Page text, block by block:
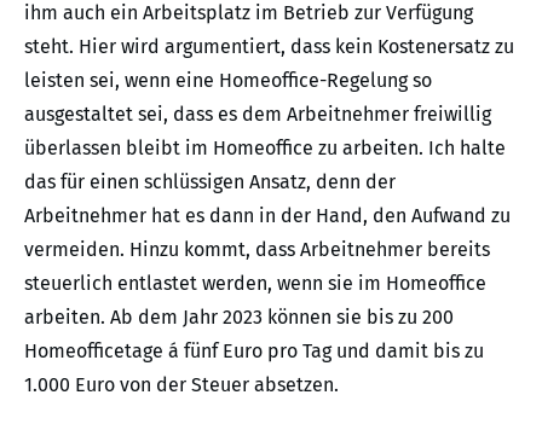
ihm auch ein Arbeitsplatz im Betrieb zur Verfügung
steht. Hier wird argumentiert, dass kein Kostenersatz zu
leisten sei, wenn eine Homeoffice-Regelung so
ausgestaltet sei, dass es dem Arbeitnehmer freiwillig
überlassen bleibt im Homeoffice zu arbeiten. Ich halte
das für einen schlüssigen Ansatz, denn der
Arbeitnehmer hat es dann in der Hand, den Aufwand zu
vermeiden. Hinzu kommt, dass Arbeitnehmer bereits
steuerlich entlastet werden, wenn sie im Homeoffice
arbeiten. Ab dem Jahr 2023 können sie bis zu 200
Homeofficetage á fünf Euro pro Tag und damit bis zu
1.000 Euro von der Steuer absetzen.